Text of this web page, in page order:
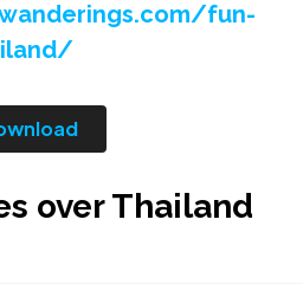
fun-
over Thailand